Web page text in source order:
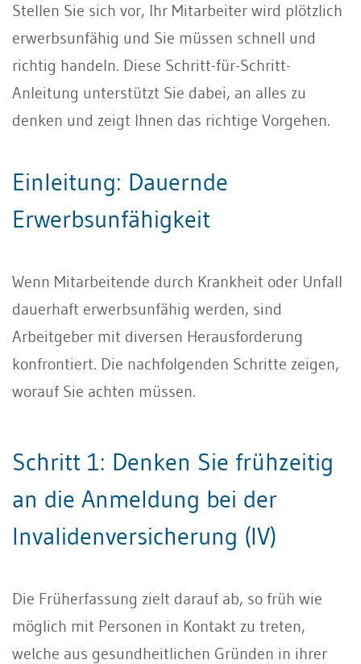
Stellen Sie sich vor, Ihr Mitarbeiter wird plötzlich
erwerbsunfähig und Sie müssen schnell und
richtig handeln. Diese Schritt-für-Schritt-
Anleitung unterstützt Sie dabei, an alles zu
denken und zeigt Ihnen das richtige Vorgehen.
Einleitung: Dauernde
Erwerbsunfähigkeit
Wenn Mitarbeitende durch Krankheit oder Unfall
dauerhaft erwerbsunfähig werden, sind
Arbeitgeber mit diversen Herausforderung
konfrontiert. Die nachfolgenden Schritte zeigen,
worauf Sie achten müssen.
Schritt 1: Denken Sie frühzeitig
an die Anmeldung bei der
Invalidenversicherung (IV)
Die Früherfassung zielt darauf ab, so früh wie
möglich mit Personen in Kontakt zu treten,
welche aus gesundheitlichen Gründen in ihrer